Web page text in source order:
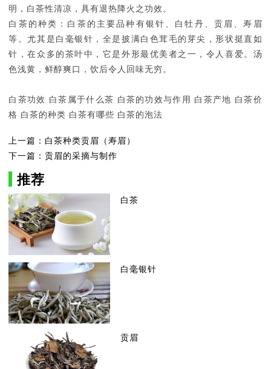
明，白茶性清凉，具有退热降火之功效。
白茶的种类：白茶的主要品种有银针、白牡丹、贡眉、寿眉
等。尤其是白毫银针，全是披满白色茸毛的芽尖，形状挺直如
针，在众多的茶叶中，它是外形最优美者之一，令人喜爱。汤
色浅黄，鲜醇爽口，饮后令人回味无穷。
白茶功效 白茶属于什么茶 白茶的功效与作用 白茶产地 白茶价
格 白茶的种类 白茶有哪些 白茶的泡法
上一篇：白茶种类贡眉（寿眉）
下一篇：贡眉的采摘与制作
推荐
白茶
白毫银针
贡眉